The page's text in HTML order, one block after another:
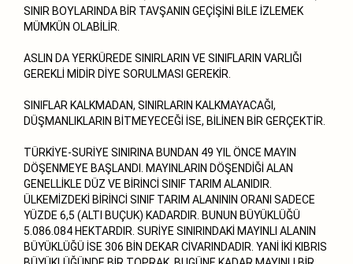
SINIR BOYLARINDA BİR TAVŞANIN GEÇİŞİNİ BİLE İZLEMEK
MÜMKÜN OLABİLİR.
ASLIN DA YERKÜREDE SINIRLARIN VE SINIFLARIN VARLIĞI
GEREKLİ MİDİR DİYE SORULMASI GEREKİR.
SINIFLAR KALKMADAN, SINIRLARIN KALKMAYACAĞI,
DÜŞMANLIKLARIN BİTMEYECEĞİ İSE, BİLİNEN BİR GERÇEKTİR.
TÜRKİYE-SURİYE SINIRINA BUNDAN 49 YIL ÖNCE MAYIN
DÖŞENMEYE BAŞLANDI. MAYINLARIN DÖŞENDİĞİ ALAN
GENELLİKLE DÜZ VE BİRİNCİ SINIF TARIM ALANIDIR.
ÜLKEMİZDEKİ BİRİNCİ SINIF TARIM ALANININ ORANI SADECE
YÜZDE 6,5 (ALTI BUÇUK) KADARDIR. BUNUN BÜYÜKLÜĞÜ
5.086.084 HEKTARDIR. SURİYE SINIRINDAKİ MAYINLI ALANIN
BÜYÜKLÜĞÜ İSE 306 BİN DEKAR CİVARINDADIR. YANİ İKİ KIBRIS